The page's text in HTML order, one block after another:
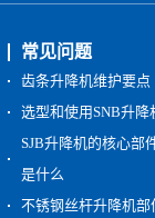
常见问题
齿条升降机维护要点
选型和使用SNB升
SJB升降机的核心部
是什么
不锈钢丝杆升降机